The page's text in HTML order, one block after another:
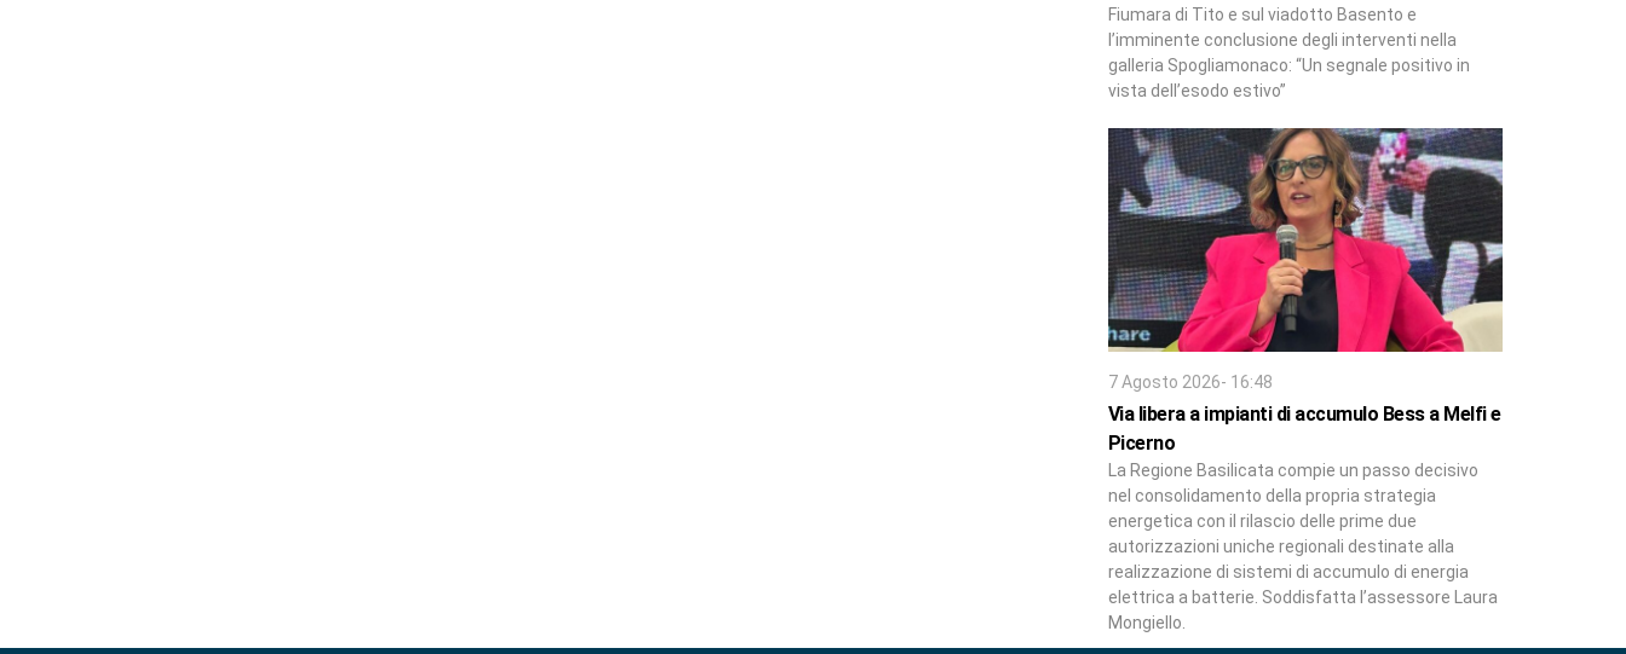
Fiumara di Tito e sul viadotto Basento e
l’imminente conclusione degli interventi nella
galleria Spogliamonaco: “Un segnale positivo in
vista dell’esodo estivo”
7 Agosto 2026- 16:48
Via libera a impianti di accumulo Bess a Melfi e
Picerno
La Regione Basilicata compie un passo decisivo
nel consolidamento della propria strategia
energetica con il rilascio delle prime due
autorizzazioni uniche regionali destinate alla
realizzazione di sistemi di accumulo di energia
elettrica a batterie. Soddisfatta l’assessore Laura
Mongiello.